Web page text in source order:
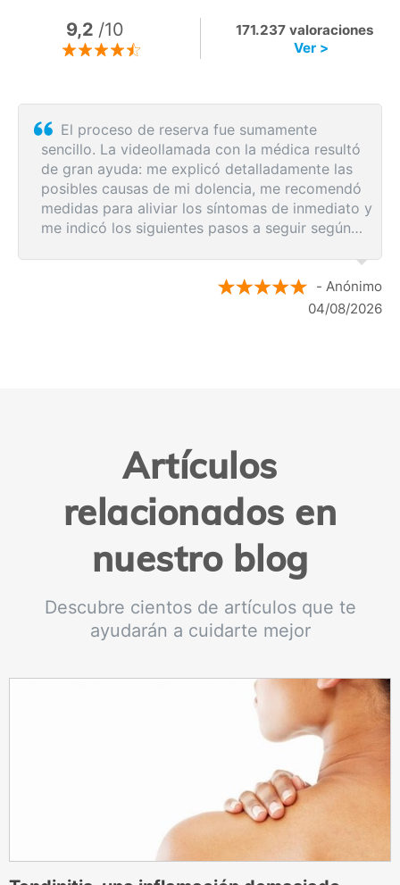
9,2 /10
171.237 valoraciones
Ver >
El proceso de reserva fue sumamente
sencillo. La videollamada con la médica resultó
de gran ayuda: me explicó detalladamente las
posibles causas de mi dolencia, me recomendó
medidas para aliviar los síntomas de inmediato y
me indicó los siguientes pasos a seguir según
- Anónimo
04/08/2026
Artículos
relacionados en
nuestro blog
Descubre cientos de artículos que te
ayudarán a cuidarte mejor